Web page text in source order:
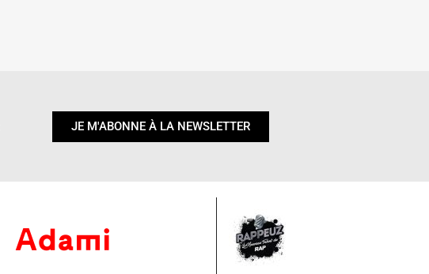
JE M'ABONNE À LA NEWSLETTER